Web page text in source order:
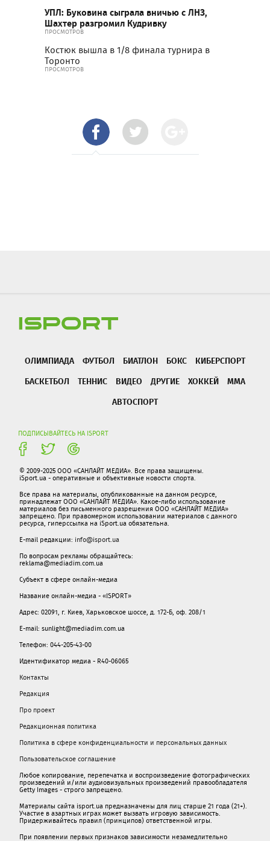
УПЛ: Буковина сыграла вничью с ЛНЗ,
Шахтер разгромил Кудривку
ПРОСМОТРОВ
Костюк вышла в 1/8 финала турнира в
Торонто
ПРОСМОТРОВ
ОЛИМПИАДА ФУТБОЛ БИАТЛОН БОКС
КИБЕРСПОРТ
БАСКЕТБОЛ
ТЕННИС ВИДЕО ДРУГИЕ ХОККЕЙ
ММА
АВТОСПОРТ
ПОДПИСЫВАЙТЕСЬ НА ISPORT
© 2009-2025 ООО «САНЛАЙТ МЕДИА». Все права защищены.
iSport.ua - оперативные и объективные новости спорта.
Все права на материалы, опубликованные на данном ресурсе,
принадлежат ООО «САНЛАЙТ МЕДИА». Какое-либо использование
материалов без письменного разрешения ООО «САНЛАЙТ МЕДИА»
запрещено. При правомерном использовании материалов с данного
ресурса, гиперссылка на iSport.ua обязательна.
E-mail редакции: info@isport.ua
По вопросам рекламы обращайтесь:
reklama@mediadim.com.ua
Субъект в сфере онлайн-медиа
Название онлайн-медиа - «ISPORT»
Адрес: 02091, г. Киев, Харьковское шоссе, д. 172-Б, оф. 208/1
E-mail: sunlight@mediadim.com.ua
Телефон: 044-205-43-00
Идентификатор медиа - R40-06065
Контакты
Редакция
Про проект
Редакционная политика
Политика в сфере конфиденциальности и персональных данных
Пользовательское соглашение
Любое копирование, перепечатка и воспроизведение фотографических
произведений и/или аудиовизуальных произведений правообладателя
Getty Images - строго запрещено.
Материалы сайта isport.ua предназначены для лиц старше 21 года (21+).
Участие в азартных играх может вызвать игровую зависимость.
Придерживайтесь правил (принципов) ответственной игры.
При появлении первых признаков зависимости незамедлительно